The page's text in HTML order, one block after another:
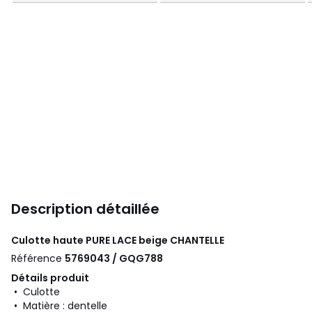
Description détaillée
Culotte haute PURE LACE beige CHANTELLE
Référence 5769043 / GQG788
Détails produit
• Culotte
• Matière : dentelle